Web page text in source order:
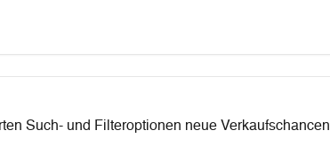
Such- und Filteroptionen neue Verkaufschancen